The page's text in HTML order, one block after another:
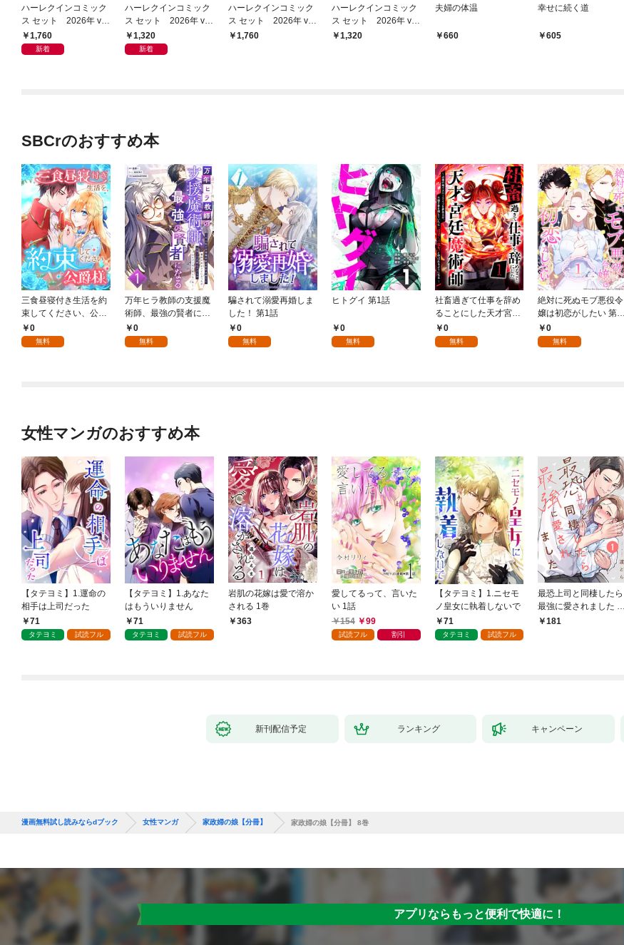
ハーレクインコミック
ス セット 2026年 vo
l.1075
1,760
新着
ハーレクインコミック
ス セット 2026年 vo
l.1010
1,320
新着
ハーレクインコミック
ス セット 2026年 vo
l.921
1,760
ハーレクインコミック
ス セット 2026年 vo
l.851
1,320
夫婦の体温
660
幸せに続く道
605
SBCrのおすすめ本
三食昼寝付き生活を約
束してください、公爵
様 1話
0
無料
万年ヒラ教師の支援魔
術師、最強の賢者にな
る～不人気の支援魔術
師は給料泥棒だと魔術
0
無料
騙されて溺愛再婚しま
した！ 第1話
0
無料
ヒトグイ 第1話
0
無料
社畜過ぎて仕事を辞め
ることにした天才宮廷
魔術師～辺境の地でス
ローライフを夢見る
0
無料
絶対に死ぬモブ悪役令
嬢は初恋がしたい 第1
話0
無料
女性マンガのおすすめ本
【タテヨミ】1.運命の
相手は上司だった
71
タテヨミ 試読フル
【タテヨミ】1.あなた
はもういりません
71
タテヨミ 試読フル
岩肌の花嫁は愛で溶か
される 1巻
363
愛してるって、言いた
い 1話
154
99
試読フル 割引
【タテヨミ】1.ニセモ
ノ皇女に執着しないで
71
タテヨミ 試読フル
最恐上司と同棲したら
最強に愛されました 1
巻181
新刊配信予定 ランキング キャンペーン
漫画無料試し読みならdブック 女性マンガ 家政婦の娘【分冊】 家政婦の娘【分冊】 8巻
アプリならもっと便利で快適に！